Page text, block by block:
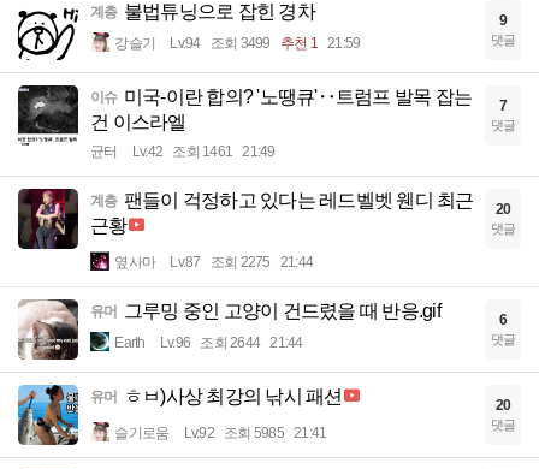
계층 불법튜닝으로 잡힌 경차
강슬기 Lv.94 조회 3499 추천 1 21:59
9
댓글
이슈 미국-이란 합의? '노땡큐'‥트럼프 발목 잡는
건 이스라엘
균터 Lv.42 조회 1461 21:49
7
댓글
계층 팬들이 걱정하고 있다는 레드벨벳 웬디 최근
근황
옆사마 Lv.87 조회 2275 21:44
20
댓글
유머 그루밍 중인 고양이 건드렸을 때 반응.gif
Earth Lv.96 조회 2644 21:44
6
댓글
유머 ㅎㅂ)사상 최강의 낚시 패션
슬기로움 Lv.92 조회 5985 21:41
20
댓글